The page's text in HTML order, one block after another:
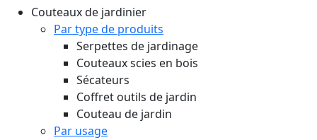
Couteaux de jardinier
Par type de produits
Serpettes de jardinage
Couteaux scies en bois
Sécateurs
Coffret outils de jardin
Couteau de jardin
Par usage